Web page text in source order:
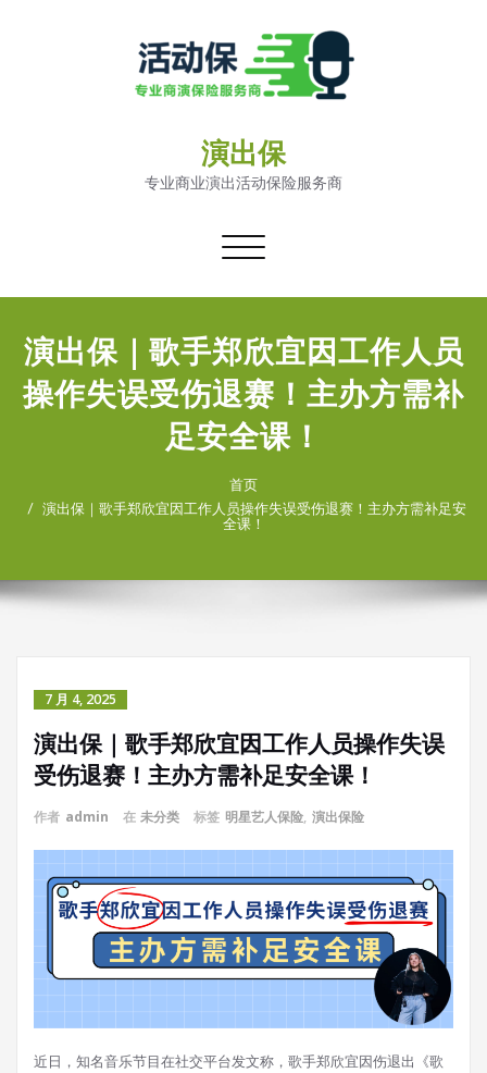
演出保
专业商业演出活动保险服务商
切
导
演出保｜歌手郑欣宜因工作人员
操作失误受伤退赛！主办方需补
足安全课！
首页
演出保｜歌手郑欣宜因工作人员操作失误受伤退赛！主办方需补足安
全课！
7 月 4, 2025
演出保｜歌手郑欣宜因工作人员操作失误
受伤退赛！主办方需补足安全课！
作者 admin 在 未分类 标签 明星艺人保险, 演出保险
近日，知名音乐节目在社交平台发文称，歌手郑欣宜因伤退出《歌